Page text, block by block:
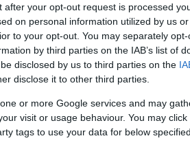
your opt-out request is processed
on personal information utilized by us
to your opt-out. You may separately
by third parties on the IAB’s list of
disclosed by us to third parties on the
disclose it to other third parties.
or more Google services and may
visit or usage behaviour. You may
tags to use your data for below
σε
κατά 9%
3,6 δισ. ευρώ, από τα
ισολογισμών.
€1,6 δισ., με
, ενώ αντίστοιχο,
2010.
18:56
18:33